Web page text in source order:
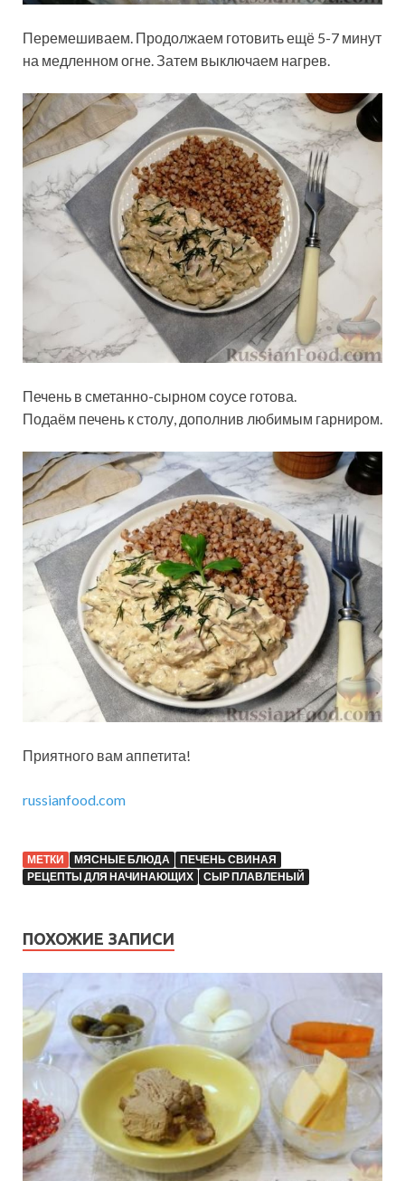
Перемешиваем. Продолжаем готовить ещё 5-7 минут
на медленном огне. Затем выключаем нагрев.
Печень в сметанно-сырном соусе готова.
Подаём печень к столу, дополнив любимым гарниром.
Приятного вам аппетита!
russianfood.com
МЕТКИ МЯСНЫЕ БЛЮДА
ПЕЧЕНЬ СВИНАЯ
РЕЦЕПТЫ ДЛЯ НАЧИНАЮЩИХ
СЫР ПЛАВЛЕНЫЙ
ПОХОЖИЕ ЗАПИСИ